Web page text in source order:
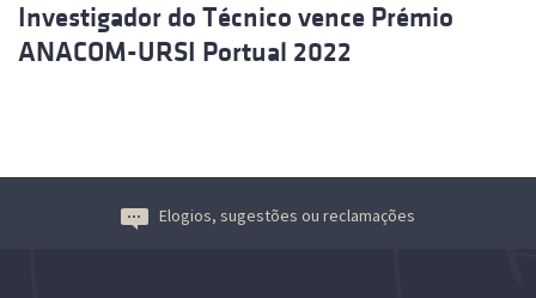
Investigador do Técnico vence Prémio
ANACOM-URSI Portual 2022
Elogios, sugestões ou reclamações